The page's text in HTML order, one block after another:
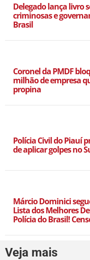
Delegado lança livro
criminosas e
Brasil
Coronel da PMDF
milhão de empresa
propina
Polícia Civil do Piauí
de aplicar golpes no
Márcio Dominici
Lista dos Melhores
Polícia do Brasil!
Veja mais